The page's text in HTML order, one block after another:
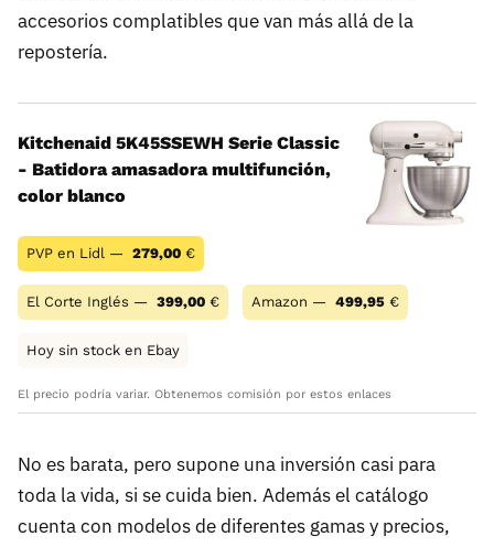
accesorios complatibles que van más allá de la
repostería.
Kitchenaid 5K45SSEWH Serie Classic
- Batidora amasadora multifunción,
color blanco
PVP en Lidl — 279,00 €
El Corte Inglés — 399,00 € Amazon — 499,95 €
Hoy sin stock en Ebay
El precio podría variar. Obtenemos comisión por estos enlaces
No es barata, pero supone una inversión casi para
toda la vida, si se cuida bien. Además el catálogo
cuenta con modelos de diferentes gamas y precios,